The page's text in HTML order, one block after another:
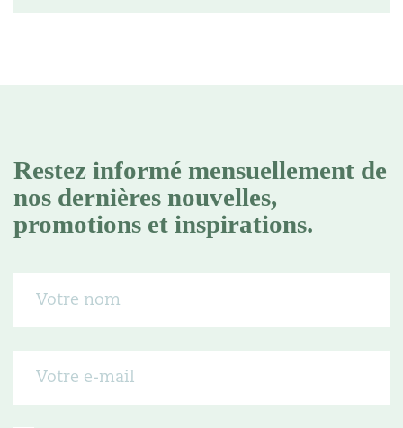
Restez informé mensuellement de
nos dernières nouvelles,
promotions et inspirations.